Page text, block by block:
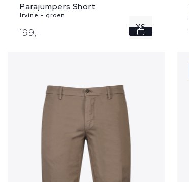
Parajumpers Short
Irvine - groen
199,- XS